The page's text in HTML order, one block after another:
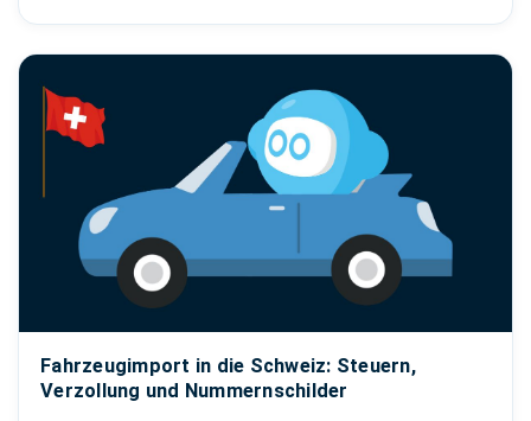
Fahrzeugimport in die Schweiz: Steuern,
Verzollung und Nummernschilder